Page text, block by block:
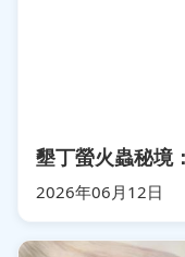
墾丁螢火蟲秘境
2026年06月12日